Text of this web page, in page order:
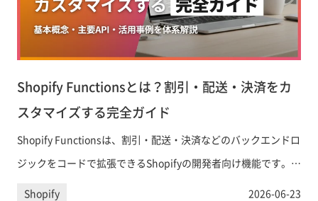
Shopify Functionsとは？割引・配送・決済をカ
スタマイズする完全ガイド
Shopify Functionsは、割引・配送・決済などのバックエンドロ
ジックをコードで拡張できるShopifyの開発者向け機能です。
Shopify Scriptsの後継として2026年6月末に完全移行期限を迎
Shopify 2026-06-23